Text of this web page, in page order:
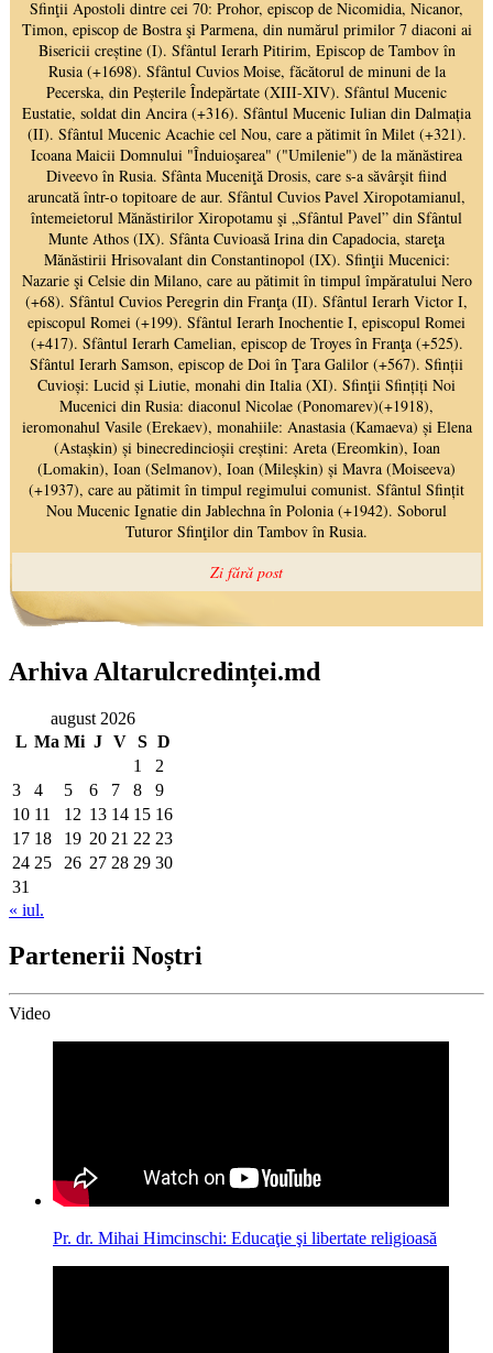
Arhiva Altarulcredinței.md
august 2026
L Ma Mi J V S D
1
2
3
4 5 6 7 8
9
10 11 12 13 14 15 16
17 18 19 20 21 22 23
24 25 26 27 28 29 30
31
« iul.
Partenerii Noștri
Video
Pr. dr. Mihai Himcinschi: Educaţie şi libertate religioasă